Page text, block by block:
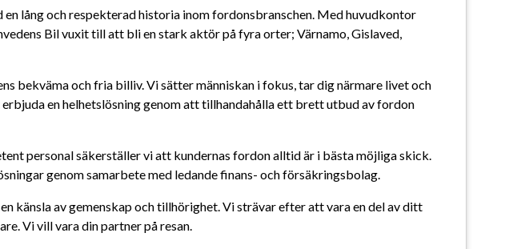
lång och respekterad historia inom fordonsbranschen. Med huvudkontor
Bil vuxit till att bli en stark aktör på fyra orter; Värnamo, Gislaved,
bekväma och fria billiv. Vi sätter människan i fokus, tar dig närmare livet och
en helhetslösning genom att tillhandahålla ett brett utbud av fordon
personal säkerställer vi att kundernas fordon alltid är i bästa möjliga skick.
genom samarbete med ledande finans- och försäkringsbolag.
känsla av gemenskap och tillhörighet. Vi strävar efter att vara en del av ditt
Vi vill vara din partner på resan.